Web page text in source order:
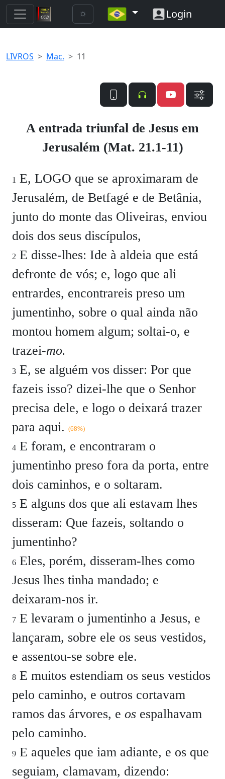
Login
LIVROS Mac. 11
A entrada triunfal de Jesus em
Jerusalém (Mat. 21.1-11)
1 E, LOGO que se aproximaram de
Jerusalém, de Betfagé e de Betânia,
junto do monte das Oliveiras, enviou
dois dos seus discípulos,
2 E disse-lhes: Ide à aldeia que está
defronte de vós; e, logo que ali
entrardes, encontrareis preso um
jumentinho, sobre o qual ainda não
montou homem algum; soltai-o, e
trazei-mo.
3 E, se alguém vos disser: Por que
fazeis isso? dizei-lhe que o Senhor
precisa dele, e logo o deixará trazer
para aqui. (68%)
4 E foram, e encontraram o
jumentinho preso fora da porta, entre
dois caminhos, e o soltaram.
5 E alguns dos que ali estavam lhes
disseram: Que fazeis, soltando o
jumentinho?
6 Eles, porém, disseram-lhes como
Jesus lhes tinha mandado; e
deixaram-nos ir.
7 E levaram o jumentinho a Jesus, e
lançaram, sobre ele os seus vestidos,
e assentou-se sobre ele.
8 E muitos estendiam os seus vestidos
pelo caminho, e outros cortavam
ramos das árvores, e os espalhavam
pelo caminho.
9 E aqueles que iam adiante, e os que
seguiam, clamavam, dizendo: